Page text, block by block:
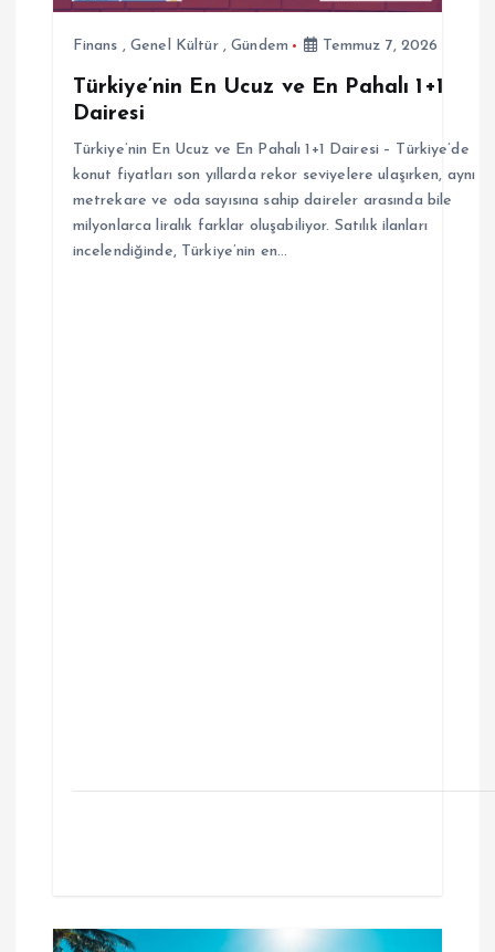
mFinans ,Genel Kültür,Gündem Temmuz 7, 2026
Türkiye’nin En Ucuz ve En Pahalı 1+1
Dairesi
Türkiye’nin En Ucuz ve En Pahalı 1+1 Dairesi – Türkiye’de
konut fiyatları son yıllarda rekor seviyelere ulaşırken, aynı
metrekare ve oda sayısına sahip daireler arasında bile
milyonlarca liralık farklar oluşabiliyor. Satılık ilanları
incelendiğinde, Türkiye’nin en…